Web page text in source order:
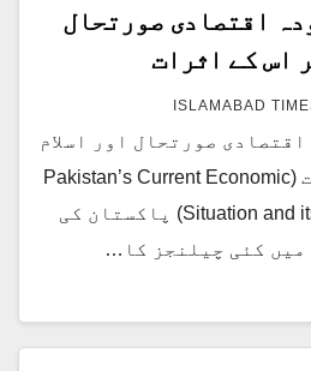
اقتصادی صورتحال
اس کے اثرات
ISLAMABAD
صورتحال اور اسلام
آباد پر اس کے اثرات (Pakistan’s Current Economic
Situation and its Impact on Islamabad) پاکستان کی
میں کئی چیلنجز کا…